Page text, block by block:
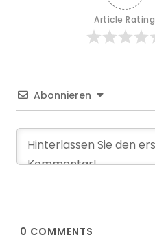
Article Rating
Abonnieren
0 COMMENTS